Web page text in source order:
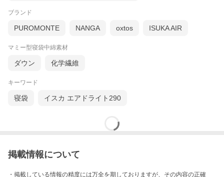
ブランド
PUROMONTE NANGA oxtos ISUKA AIR
マミー型寝袋中綿素材
ダウン 化学繊維
キーワード
寝袋 イスカ エアドライト290
掲載情報について
・掲載している情報の精度には万全を期しておりますが、その内容の正確